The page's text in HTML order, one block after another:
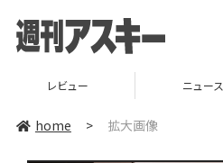
レビュー ニュース
home > 拡大画像